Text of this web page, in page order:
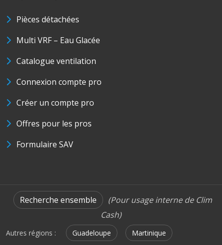
Pièces détachées
Multi VRF – Eau Glacée
Catalogue ventilation
Connexion compte pro
Créer un compte pro
Offres pour les pros
Formulaire SAV
Recherche ensemble
(Pour usage interne de Clim
Cash)
Autres régions : Guadeloupe Martinique